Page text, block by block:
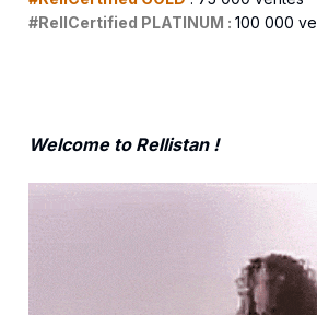
#RellCertified PLATINUM : 100 000
Welcome to Rellistan !